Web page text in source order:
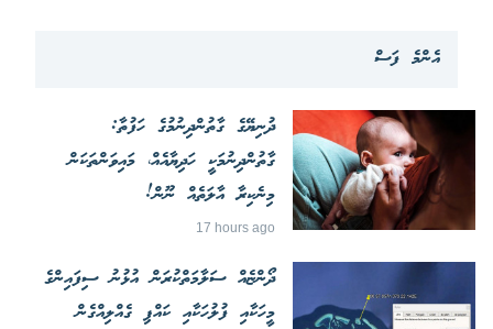
އެންމެ ފަސް
ދުނިޔޭގެ ގާތުންދިނުމުގެ ހަފުތާ:
ގާތުންދިނުމަކީ ހަދިޔާއެއް، މައިވަންތަކަން
މިނެކިރާ އާލަތެއް ނޫން!
17 hours ago
ދޯންޏެއް ސަލާމަތްކުރަން އުޅުނު ސިފައިންގެ
މީހަކާއި ފުލުހަކާއި ކައްޕި ގެއްލިއްގެން